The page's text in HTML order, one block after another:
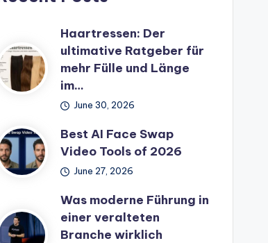
Haartressen: Der
ultimative Ratgeber für
mehr Fülle und Länge
im…
June 30, 2026
Best AI Face Swap
Video Tools of 2026
June 27, 2026
Was moderne Führung in
einer veralteten
Branche wirklich